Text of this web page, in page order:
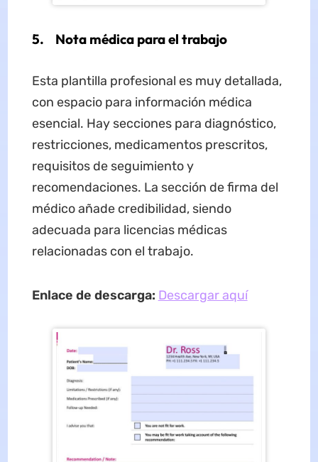
5. Nota médica para el trabajo
Esta plantilla profesional es muy detallada,
con espacio para información médica
esencial. Hay secciones para diagnóstico,
restricciones, medicamentos prescritos,
requisitos de seguimiento y
recomendaciones. La sección de firma del
médico añade credibilidad, siendo
adecuada para licencias médicas
relacionadas con el trabajo.
Enlace de descarga: Descargar aquí